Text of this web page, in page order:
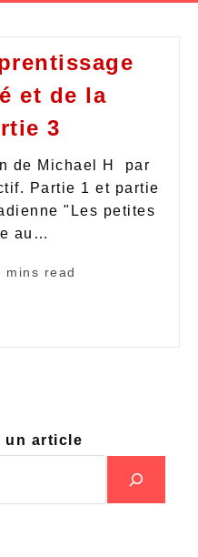
et de la
3
de Michael H par
Partie 1 et partie
"Les petites
au…
mins read
un article